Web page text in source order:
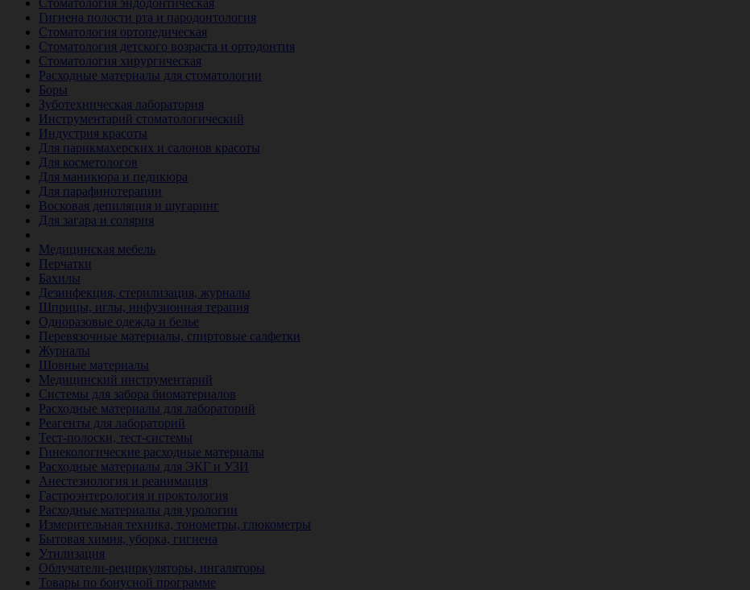
Стоматология эндодонтическая
Гигиена полости рта и пародонтология
Стоматология ортопедическая
Стоматология детского возраста и ортодонтия
Стоматология хирургическая
Расходные материалы для стоматологии
Боры
Зуботехническая лаборатория
Инструментарий стоматологический
Индустрия красоты
Для парикмахерских и салонов красоты
Для косметологов
Для маникюра и педикюра
Для парафинотерапии
Восковая депиляция и шугаринг
Для загара и солярия
Медицинская мебель
Перчатки
Бахилы
Дезинфекция, стерилизация, журналы
Шприцы, иглы, инфузионная терапия
Одноразовые одежда и белье
Перевязочные материалы, спиртовые салфетки
Журналы
Шовные материалы
Медицинский инструментарий
Системы для забора биоматериалов
Расходные материалы для лабораторий
Реагенты для лабораторий
Тест-полоски, тест-системы
Гинекологические расходные материалы
Расходные материалы для ЭКГ и УЗИ
Анестезиология и реанимация
Гастроэнтерология и проктология
Расходные материалы для урологии
Измерительная техника, тонометры, глюкометры
Бытовая химия, уборка, гигиена
Утилизация
Облучатели-рециркуляторы, ингаляторы
Товары по бонусной программе